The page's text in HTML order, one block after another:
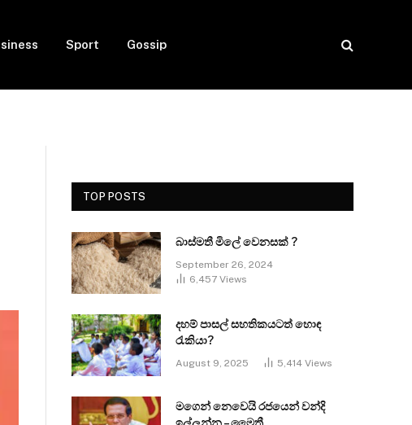
Sport Gossip
TOP POSTS
බාස්මතී මිලේ වෙනසක් ?
September 26, 2024
6,457 Views
දහම් පාසල් සහතිකයටත් හොඳ
රැකියා?
August 9, 2025 5,414 Views
මගෙන් නෙවෙයි රජයෙන් වන්දි